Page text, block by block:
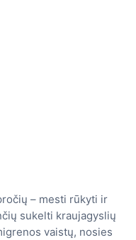
– mesti rūkyti ir
sukelti kraujagyslių
vaistų, nosies